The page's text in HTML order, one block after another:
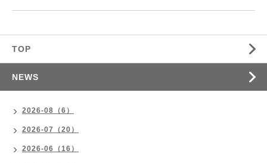
TOP
NEWS
2026-08（6）
2026-07（20）
2026-06（16）